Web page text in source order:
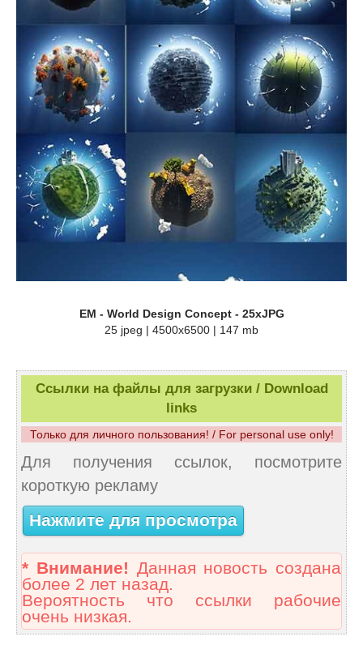
EM - World Design Concept - 25xJPG
25 jpeg | 4500x6500 | 147 mb
Ссылки на файлы для загрузки / Download
links
Только для личного пользования! / For personal use only!
Для получения ссылок, посмотрите
короткую рекламу
Нажмите для просмотра
* Внимание! Данная новость создана
более 2 лет назад.
Вероятность что ссылки рабочие
очень низкая.